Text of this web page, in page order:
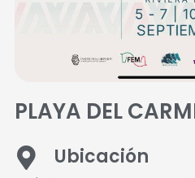
PLAYA DEL
Ubicación